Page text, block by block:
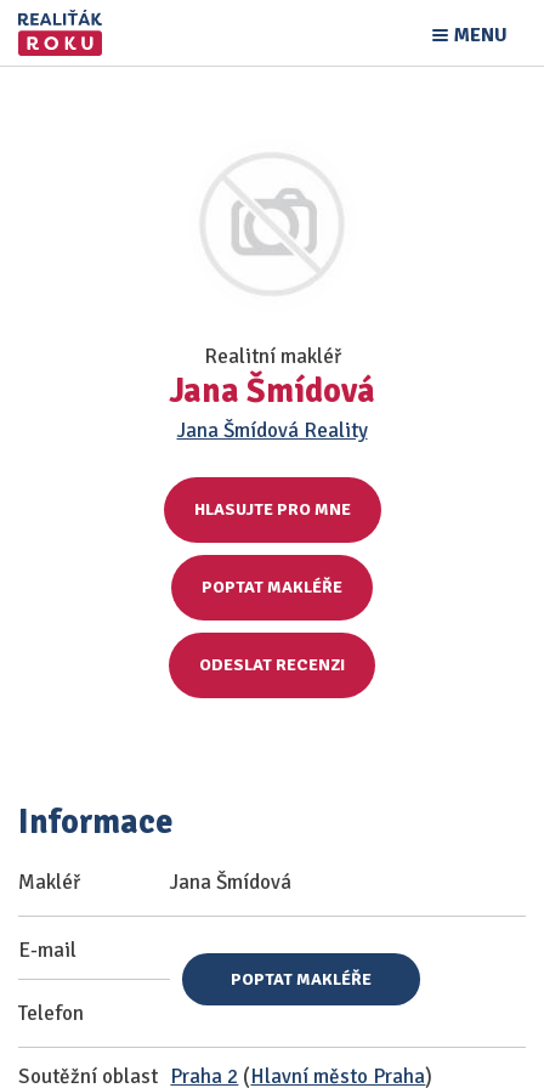
MENU
Realitní makléř
Jana Šmídová
Jana Šmídová Reality
HLASUJTE PRO MNE
POPTAT MAKLÉŘE
ODESLAT RECENZI
Informace
Makléř Jana Šmídová
E-mail
Telefon
POPTAT MAKLÉŘE
Soutěžní oblast Praha 2 (Hlavní město Praha)